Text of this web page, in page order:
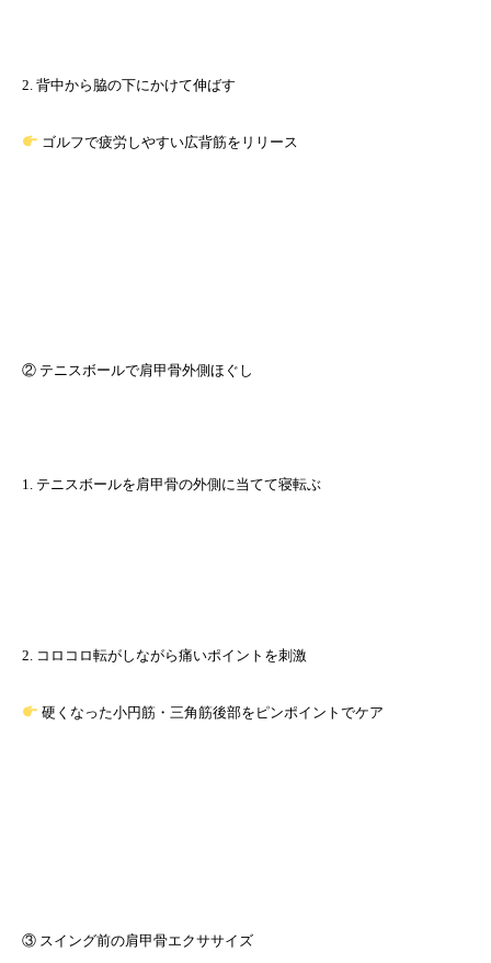
2. 背中から脇の下にかけて伸ばす
ゴルフで疲労しやすい広背筋をリリース
② テニスボールで肩甲骨外側ほぐし
1. テニスボールを肩甲骨の外側に当てて寝転ぶ
2. コロコロ転がしながら痛いポイントを刺激
硬くなった小円筋・三角筋後部をピンポイントでケア
③ スイング前の肩甲骨エクササイズ